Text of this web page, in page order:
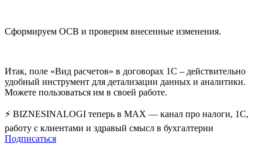
Сформируем ОСВ и проверим внесенные изменения.
Итак, поле «Вид расчетов» в договорах 1С – действительно
удобный инструмент для детализации данных и аналитики.
Можете пользоваться им в своей работе.
⚡ BIZNESINALOGI теперь в MAX — канал про налоги, 1С,
работу с клиентами и здравый смысл в бухгалтерии
Подписаться